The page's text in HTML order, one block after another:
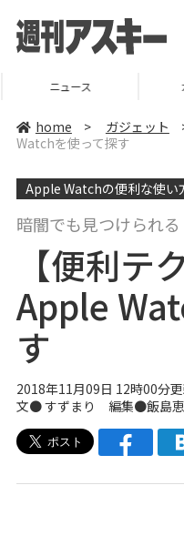
ニュース
home > ガジェット
Watchを使って探す
Apple Watchの便利な使い
暗闇でも見つけられる
【便利テ
Apple
す
2018年11月09日 12時00分
文● すずまり 編集●飯島恵